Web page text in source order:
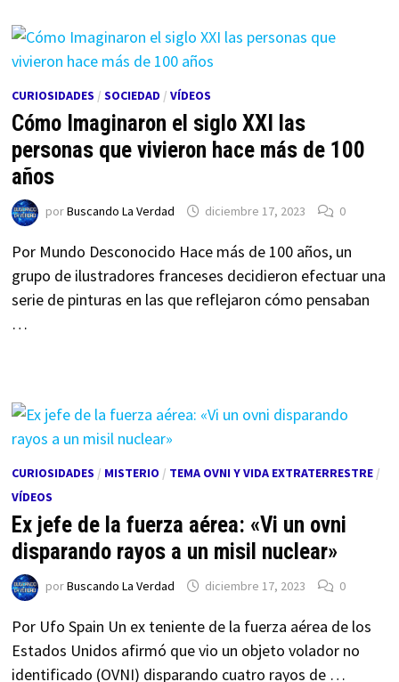
CURIOSIDADES / SOCIEDAD / VÍDEOS
Cómo Imaginaron el siglo XXI las
personas que vivieron hace más de 100
años
porBuscando La Verdad diciembre 17, 2023 0
Por Mundo Desconocido Hace más de 100 años, un
grupo de ilustradores franceses decidieron efectuar una
serie de pinturas en las que reflejaron cómo pensaban
…
CURIOSIDADES / MISTERIO / TEMA OVNI Y VIDA EXTRATERRESTRE/
VÍDEOS
Ex jefe de la fuerza aérea: «Vi un ovni
disparando rayos a un misil nuclear»
porBuscando La Verdad diciembre 17, 2023 0
Por Ufo Spain Un ex teniente de la fuerza aérea de los
Estados Unidos afirmó que vio un objeto volador no
identificado (OVNI) disparando cuatro rayos de …